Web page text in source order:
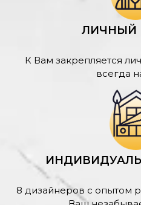
ЛИЧНЫЙ
К Вам закрепляется
всегда
8 дизайнеров с опытом